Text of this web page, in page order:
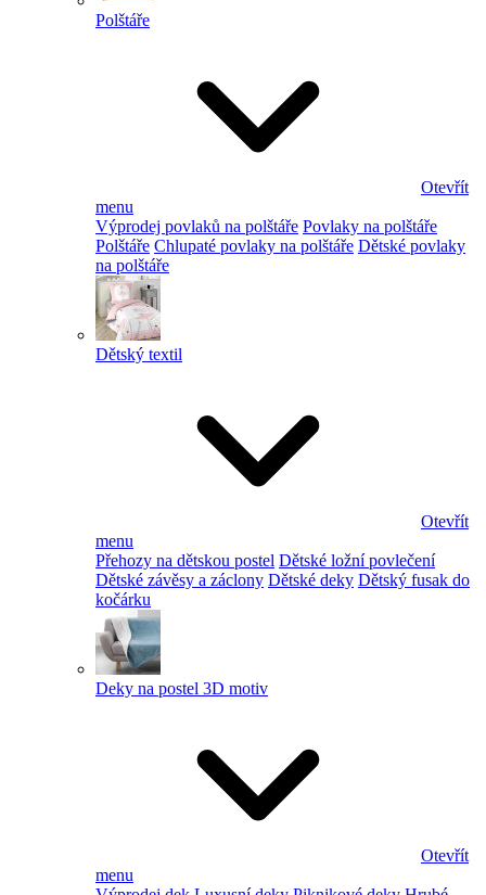
Polštáře
Otevřít
menu
Výprodej povlaků na polštáře Povlaky na polštáře
Polštáře Chlupaté povlaky na polštáře Dětské povlaky
na polštáře
Dětský textil
Otevřít
menu
Přehozy na dětskou postel Dětské ložní povlečení
Dětské závěsy a záclony Dětské deky Dětský fusak do
kočárku
Deky na postel 3D motiv
Otevřít
menu